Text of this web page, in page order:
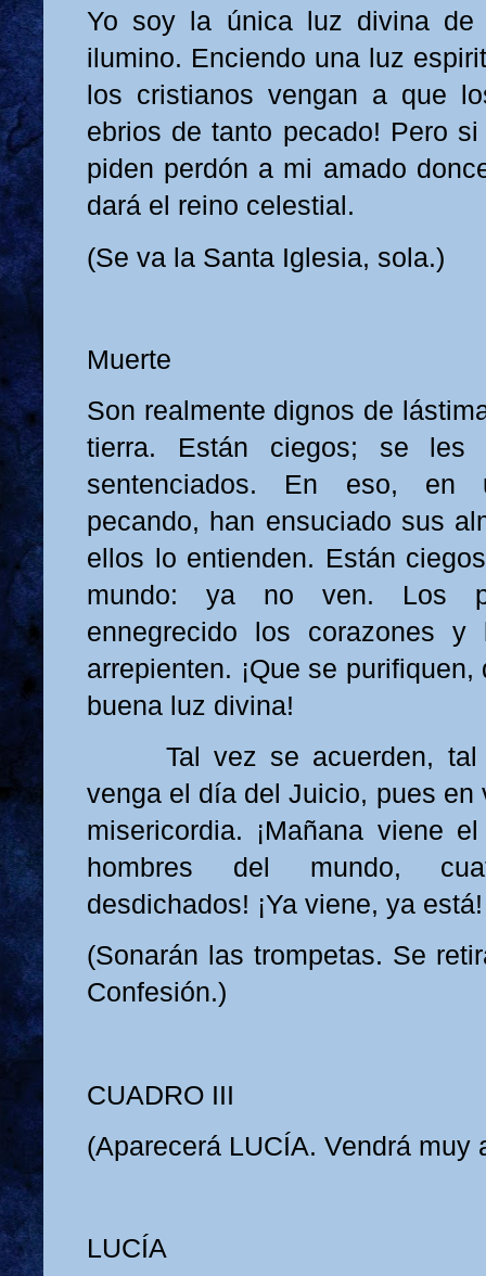
Yo soy la única luz divina
ilumino. Enciendo una luz
los cristianos vengan a que
ebrios de tanto pecado! Pero
piden perdón a mi amado
dará el reino celestial.
(Se va la Santa Iglesia, sola.)
Muerte
Son realmente dignos de
tierra. Están ciegos; se les
sentenciados. En eso, en
pecando, han ensuciado sus
ellos lo entienden. Están
mundo: ya no ven. Los
ennegrecido los corazones
arrepienten. ¡Que se
buena luz divina!
Tal vez se acuerden, tal
venga el día del Juicio, pues en
misericordia. ¡Mañana viene
hombres del mundo,
desdichados! ¡Ya viene, ya está!
(Sonarán las trompetas. Se
Confesión.)
CUADRO III
(Aparecerá LUCÍA. Vendrá muy
LUCÍA